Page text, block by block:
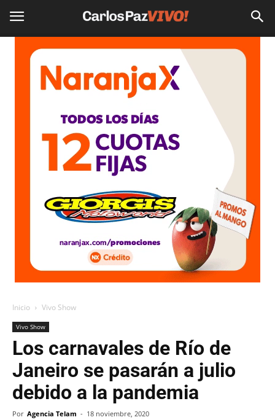
Inicio Vivo Show
Vivo Show
Los carnavales de Río de
Janeiro se pasarán a julio
debido a la pandemia
Por Agencia Telam - 18 noviembre, 2020